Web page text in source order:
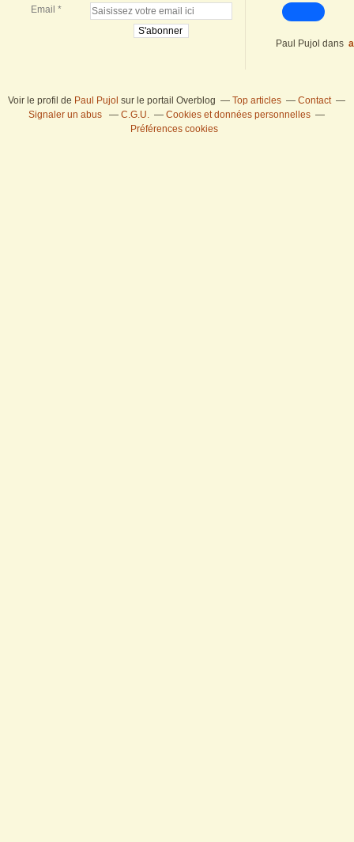
Email
Paul Pujol dans
Voir le profil de Paul Pujol sur le portail Overblog Top articles
Contact
Signaler un abus
C.G.U.
Cookies et données personnelles
Préférences cookies